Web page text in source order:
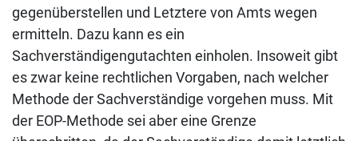
gegenüberstellen und Letztere von Amts wegen
ermitteln. Dazu kann es ein
Sachverständigengutachten einholen. Insoweit gibt
es zwar keine rechtlichen Vorgaben, nach welcher
Methode der Sachverständige vorgehen muss. Mit
der EOP-Methode sei aber eine Grenze